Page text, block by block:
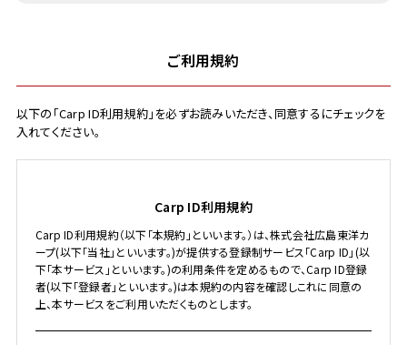
ご利用規約
以下の「Carp ID利用規約」を必ずお読みいただき、同意するにチェックを
入れてください。
Carp ID利用規約
Carp ID利用規約（以下「本規約」といいます。）は、株式会社広島東洋カ
ープ(以下「当社」といいます。)が提供する登録制サービス「Carp ID」(以
下「本サービス」といいます。)の利用条件を定めるもので、Carp ID登録
者(以下「登録者」といいます。)は本規約の内容を確認しこれに同意の
上、本サービスをご利用いただくものとします。